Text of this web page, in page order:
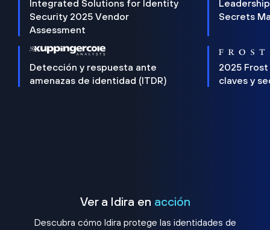
Integrated Solutions for Identity
Security 2025 Vendor
Assessment
Secrets
Detección y respuesta ante
amenazas de identidad (ITDR)
2025 Frost
claves y
Ver a Idira en acción
Descubra cómo Idira protege las identidades de